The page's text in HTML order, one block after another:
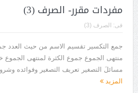
مفردات مقرر- الصرف (3)
فى: الصرف (3)
جمع التكسير تقسيم الاسم من حيث العدد
منتهى الجموع جموع الكثرة لمنتهى
مسائلَ التصغير تعريف التصغير وفوائده
المزيد